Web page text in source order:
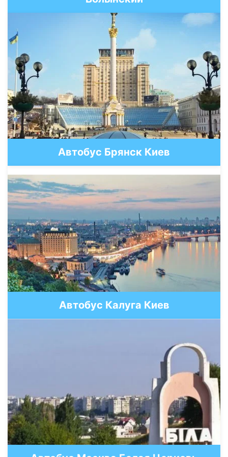
Автобус Брянск Киев
Автобус Калуга Киев